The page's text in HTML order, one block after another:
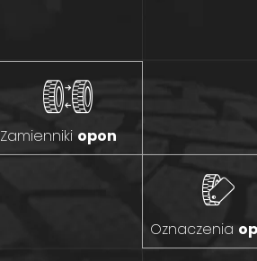
Zamienniki opon
Oznaczenia